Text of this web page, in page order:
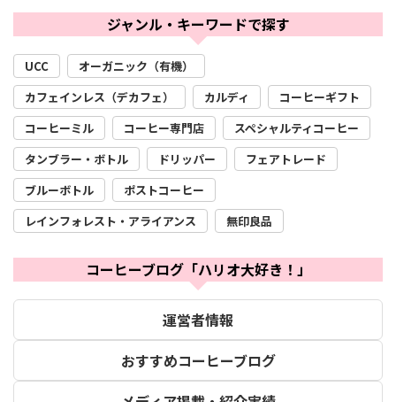
ジャンル・キーワードで探す
UCC
オーガニック（有機）
カフェインレス（デカフェ）
カルディ
コーヒーギフト
コーヒーミル
コーヒー専門店
スペシャルティコーヒー
タンブラー・ボトル
ドリッパー
フェアトレード
ブルーボトル
ポストコーヒー
レインフォレスト・アライアンス
無印良品
コーヒーブログ「ハリオ大好き！」
運営者情報
おすすめコーヒーブログ